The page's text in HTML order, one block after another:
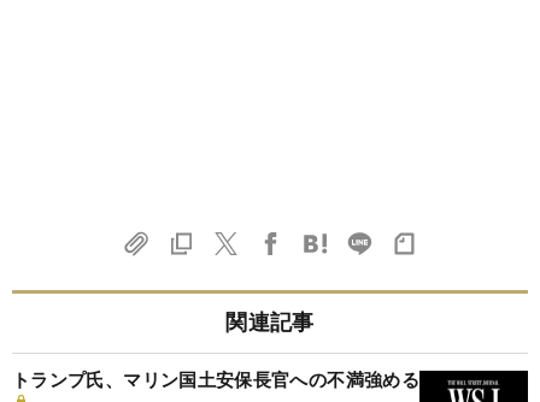
関連記事
トランプ氏、マリン国土安保長官への不満強める